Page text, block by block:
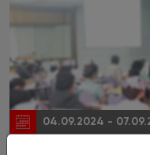
04.09.2024 -